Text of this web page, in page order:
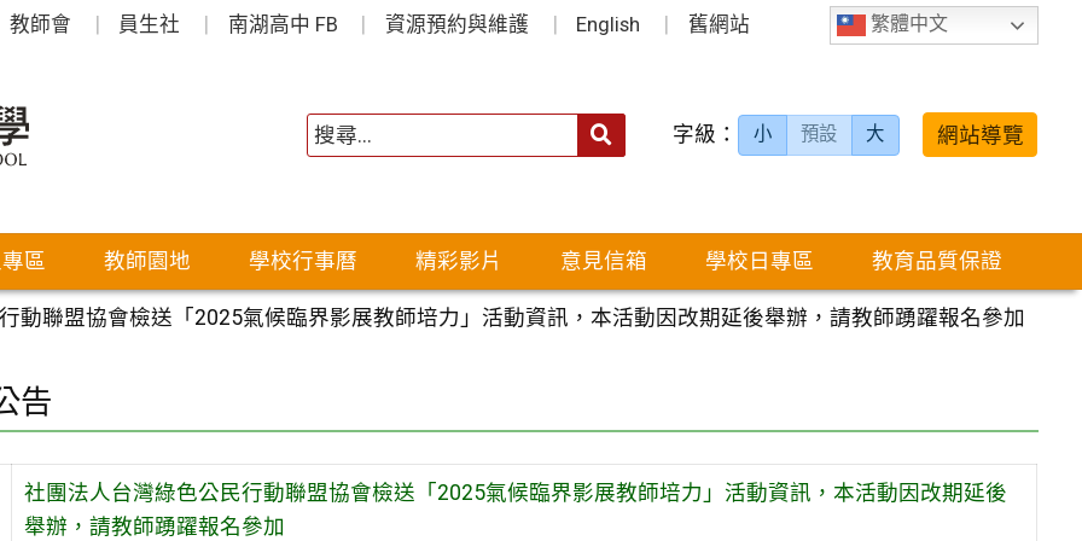
繁體中文
教師會 員生社 南湖高中 FB 資源預約與維護 English 舊網站
字級： 小 預設 大 網站導覽
區 教師園地 學校行事曆 精彩影片 意見信箱 學校日專區 教育品質保證
動聯盟協會檢送「2025氣候臨界影展教師培力」活動資訊，本活動因改期延後舉辦，請教師踴躍報名參加
告
社團法人台灣綠色公民行動聯盟協會檢送「2025氣候臨界影展教師培力」活動資訊，本活動因改期延後
舉辦，請教師踴躍報名參加